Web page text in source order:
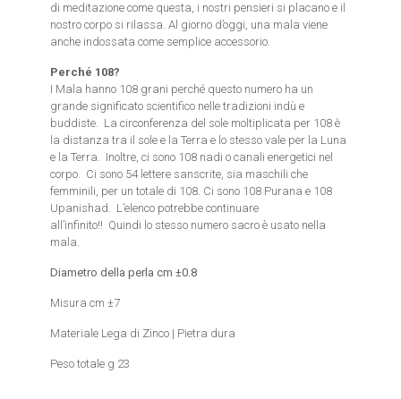
di meditazione come questa, i nostri pensieri si placano e il
nostro corpo si rilassa. Al giorno d’oggi, una mala viene
anche indossata come semplice accessorio.
Perché 108?
I Mala hanno 108 grani perché questo numero ha un
grande significato scientifico nelle tradizioni indù e
buddiste. La circonferenza del sole moltiplicata per 108 è
la distanza tra il sole e la Terra e lo stesso vale per la Luna
e la Terra. Inoltre, ci sono 108 nadi o canali energetici nel
corpo. Ci sono 54 lettere sanscrite, sia maschili che
femminili, per un totale di 108. Ci sono 108 Purana e 108
Upanishad. L’elenco potrebbe continuare
all’infinito!! Quindi lo stesso numero sacro è usato nella
mala.
Diametro della perla cm ±0.8
Misura cm ±7
Materiale Lega di Zinco | Pietra dura
Peso totale g 23